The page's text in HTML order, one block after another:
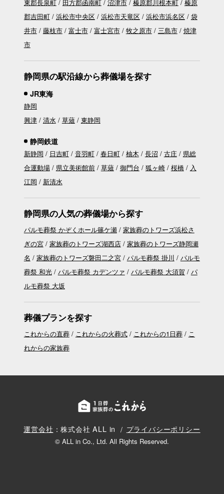
東郡長泉町
田方郡函南町 沼津市 榛原郡川根本町
榛原
郡吉田町
浜松市中央区 浜松市天竜区 浜松市浜名区
袋
井市
藤枝市 富士市 富士宮市 牧之原市 三島市
焼津
市
静岡県の駅沿線から葬儀場を探す
JR東海
静岡
興津
清水 草薙 東静岡
静岡鉄道
新静岡 日吉町 音羽町 春日町 柚木 長沼 古庄
県総
合運動場
県立美術館前 草薙 御門台 狐ヶ崎 桜橋
入
江岡
新清水
静岡県の人気の葬儀場から探す
パルモ葬祭 かぞくホール篠ケ瀬
家族葬のトワーズ浜松さ
ぎの宮
家族葬のトワーズ湖西店
家族葬のトワーズ静岡瀬
名
家族葬のトワーズ磐田二之宮 パルモ葬祭 掛川
パルモ
葬祭 和光
パルモ葬祭 カデンツァ パルモ葬祭 大須賀
パ
ルモ葬祭 大坂
葬儀プランを探す
これからの直葬 これからの火葬式 これからの1日葬
こ
れからの家族葬
運営会社 ：株式会社 ALL in プライバシーポリシー
© ALL in Co., Ltd. All Rights Reserved.